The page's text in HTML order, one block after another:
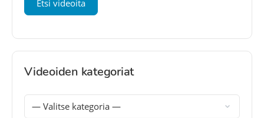
Videoiden kategoriat